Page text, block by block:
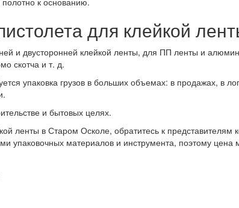
для клейкой
и двусторонней клейкой ленты, для ПП ленты и
скотча и т. д.
упаковка грузов в больших объемах: в продажах, в
и бытовых целях.
ленты в Старом Осколе, обратитесь к
упаковочных материалов и инструмента, поэтому цена